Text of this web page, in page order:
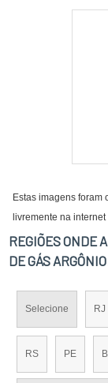
Estas imagens foram
livremente na internet
REGIÕES ONDE
DE GÁS
Selecione RJ
RS PE